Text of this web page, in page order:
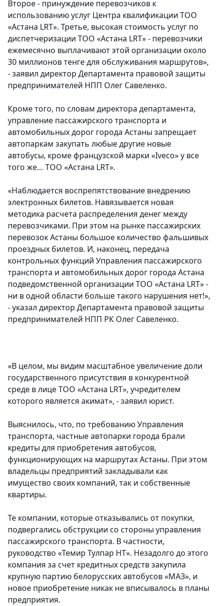
Второе - принуждение перевозчиков к
использованию услуг Центра квалификации ТОО
«Астана LRT». Третье, высокая стоимость услуг по
диспетчеризации ТОО «Астана LRT» - перевозчики
ежемесячно выплачивают этой организации около
30 миллионов тенге для обслуживания маршрутов»,
- заявил директор Департамента правовой защиты
предпринимателей НПП Олег Савеленко.
Кроме того, по словам директора департамента,
управление пассажирского транспорта и
автомобильных дорог города Астаны запрещает
автопаркам закупать любые другие новые
автобусы, кроме французской марки «Iveco» у все
того же… ТОО «Астана LRT».
«Наблюдается воспрепятствование внедрению
электронных билетов. Навязывается новая
методика расчета распределения денег между
перевозчиками. При этом на рынке пассажирских
перевозок Астаны большое количество фальшивых
проездных билетов. И, наконец, передача
контрольных функций Управления пассажирского
транспорта и автомобильных дорог города Астана
подведомственной организации ТОО «Астана LRT» -
ни в одной области больше такого нарушения нет!»,
- указал директор Департамента правовой защиты
предпринимателей НПП РК Олег Савеленко.
«В целом, мы видим масштабное увеличение доли
государственного присутствия в конкурентной
среде в лице ТОО «Астана LRT», учредителем
которого является акимат», - заявил юрист.
Выяснилось, что, по требованию Управления
транспорта, частные автопарки города брали
кредиты для приобретения автобусов,
функционирующих на маршрутах Астаны. При этом
владельцы предприятий закладывали как
имущество своих компаний, так и собственные
квартиры.
Те компании, которые отказывались от покупки,
подвергались обструкции со стороны управления
пассажирского транспорта. В частности,
руководство «Темир Тулпар НТ». Незадолго до этого
компания за счет кредитных средств закупила
крупную партию белорусских автобусов «МАЗ», и
новое приобретение никак не вписывалось в планы
предприятия.